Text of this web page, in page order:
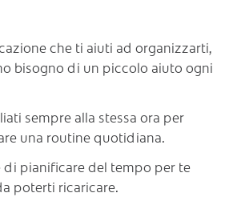
che ti aiuti ad organizzarti,
bisogno di un piccolo aiuto ogni
sempre alla stessa ora per
una routine quotidiana.
pianificare del tempo per te
poterti ricaricare.